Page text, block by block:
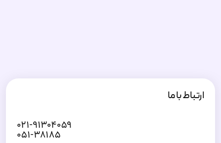
ارتباط با ما
۰۲۱-۹۱۳۰۴۰۵۹
۰۵۱-۳۸۱۸۵